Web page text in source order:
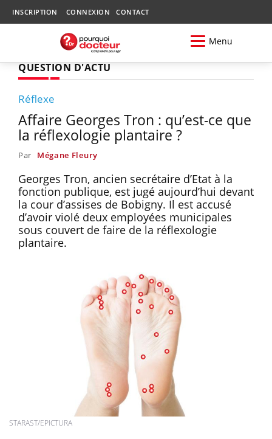
INSCRIPTION CONNEXION CONTACT
Menu
QUESTION D'ACTU
Réflexe
Affaire Georges Tron : qu’est-ce que
la réflexologie plantaire ?
Par Mégane Fleury
Georges Tron, ancien secrétaire d’Etat à la
fonction publique, est jugé aujourd’hui devant
la cour d’assises de Bobigny. Il est accusé
d’avoir violé deux employées municipales
sous couvert de faire de la réflexologie
plantaire.
STARAST/EPICTURA